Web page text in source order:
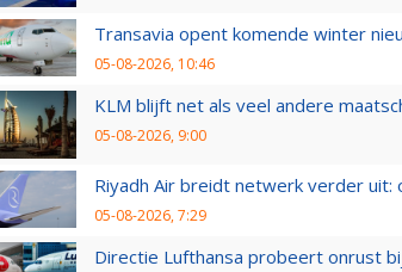
Transavia opent komende winter
05-08-2026, 10:46
KLM blijft net als veel andere
05-08-2026, 9:00
Riyadh Air breidt netwerk verder
05-08-2026, 7:29
Directie Lufthansa probeert onrust